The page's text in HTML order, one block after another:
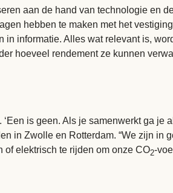
aan de hand van technologie en
hebben te maken met het
informatie. Alles wat relevant is,
hoeveel rendement ze kunnen
is geen. Als je samenwerkt ga
in Zwolle en Rotterdam. “We zijn in
of elektrisch te rijden om onze CO2-